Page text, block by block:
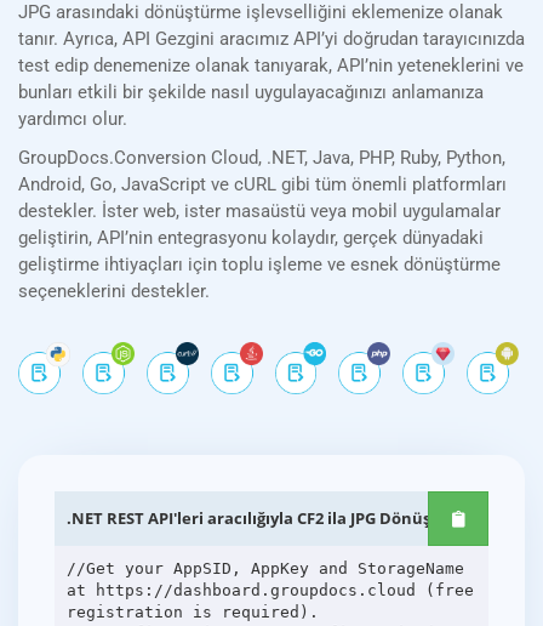
JPG arasındaki dönüştürme işlevselliğini eklemenize olanak
tanır. Ayrıca, API Gezgini aracımız API’yi doğrudan tarayıcınızda
test edip denemenize olanak tanıyarak, API’nin yeteneklerini ve
bunları etkili bir şekilde nasıl uygulayacağınızı anlamanıza
yardımcı olur.
GroupDocs.Conversion Cloud, .NET, Java, PHP, Ruby, Python,
Android, Go, JavaScript ve cURL gibi tüm önemli platformları
destekler. İster web, ister masaüstü veya mobil uygulamalar
geliştirin, API’nin entegrasyonu kolaydır, gerçek dünyadaki
geliştirme ihtiyaçları için toplu işleme ve esnek dönüştürme
seçeneklerini destekler.
.NET REST API'leri aracılığıyla CF2 ila JPG Dönüşümü
//Get your AppSID, AppKey and StorageName
at https://dashboard.groupdocs.cloud (free
registration is required).